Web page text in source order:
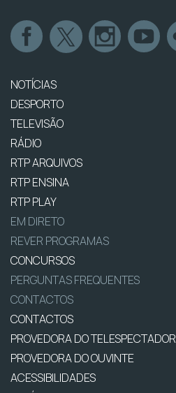
NOTÍCIAS
DESPORTO
TELEVISÃO
RÁDIO
RTP ARQUIVOS
RTP ENSINA
RTP PLAY
EM DIRETO
REVER PROGRAMAS
CONCURSOS
PERGUNTAS FREQUENTES
CONTACTOS
CONTACTOS
PROVEDORA DO TELESPECTADOR
PROVEDORA DO OUVINTE
ACESSIBILIDADES